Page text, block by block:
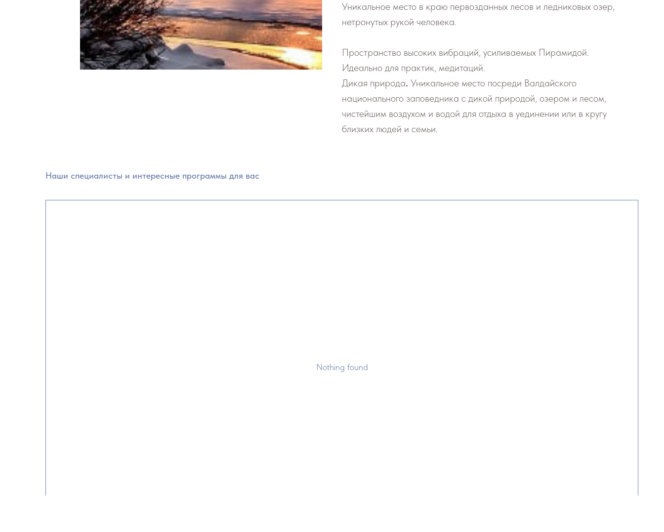
Уникальное место в краю первозданных лесов и ледниковых озер,
нетронутых рукой человека.
Пространство высоких вибраций, усиливаемых Пирамидой.
Идеально для практик, медитаций.
Дикая природа. Уникальное место посреди Валдайского
национального заповедника с дикой природой, озером и лесом,
чистейшим воздухом и водой для отдыха в уединении или в кругу
близких людей и семьи.
Наши специалисты и интересные программы для вас
Nothing found